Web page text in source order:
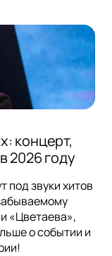
концерт,
2026 году
под звуки хитов
«Цветаева»,
о событии и